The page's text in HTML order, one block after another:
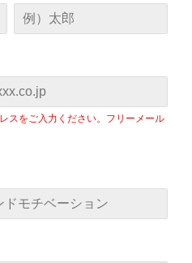
スをご入力ください。フリーメール